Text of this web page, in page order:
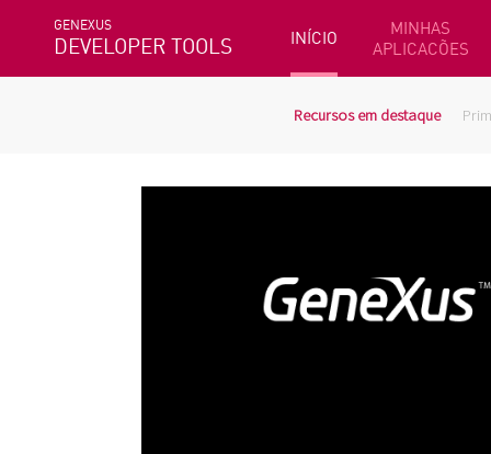
GENEXUS
DEVELOPER TOOLS INÍCIO
MINHAS
APLICACÕES
Recursos em destaque